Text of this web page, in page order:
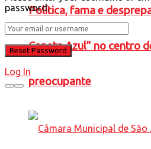
Política, fama e
Caneta Azul” no centro
preocupante
password.
Log In